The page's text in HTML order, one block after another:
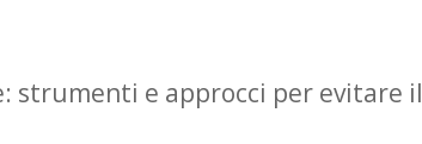
strumenti e approcci per evitare il